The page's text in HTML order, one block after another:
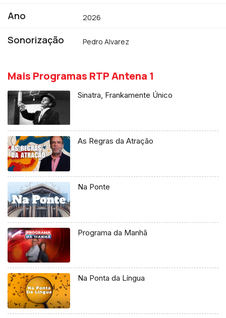
Ano 2026
Sonorização Pedro Alvarez
Mais Programas RTP Antena 1
Sinatra, Frankamente Único
As Regras da Atração
Na Ponte
Programa da Manhã
Na Ponta da Língua